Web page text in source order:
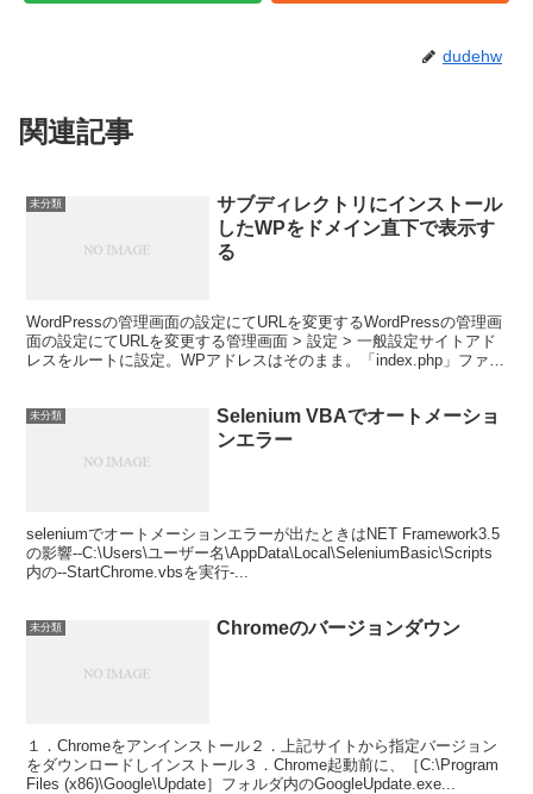
dudehw
関連記事
未分類
サブディレクトリにインストール
したWPをドメイン直下で表示す
る
WordPressの管理画面の設定にてURLを変更するWordPressの管理画
面の設定にてURLを変更する管理画面 > 設定 > 一般設定サイトアド
レスをルートに設定。WPアドレスはそのまま。「index.php」ファイ
未分類
Selenium VBAでオートメーショ
ンエラー
seleniumでオートメーションエラーが出たときはNET Framework3.5
の影響--C:\Users\ユーザー名\AppData\Local\SeleniumBasic\Scripts
内の--StartChrome.vbsを実行-...
未分類 Chromeのバージョンダウン
１．Chromeをアンインストール２．上記サイトから指定バージョン
をダウンロードしインストール３．Chrome起動前に、［C:\Program
Files (x86)\Google\Update］フォルダ内のGoogleUpdate.exe...